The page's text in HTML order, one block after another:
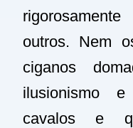
outros. Nem
ciganos
ilusionismo
cavalos e